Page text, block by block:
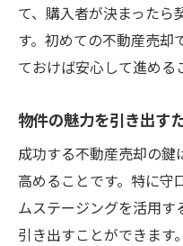
て、購入者が決まったら
す。初めての不動産売却
ておけば安心して進める
物件の魅力を引き出す
成功する不動産売却の
高めることです。特に守
ムステージングを活用
引き出すことができます